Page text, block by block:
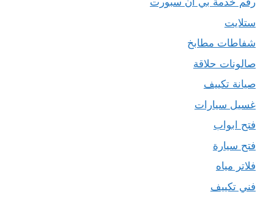
ستلايت
شفاطات مطابخ
صالونات حلاقة
صيانة تكييف
غسيل سيارات
فتح ابواب
فتح سيارة
فلاتر مياه
فني تكييف